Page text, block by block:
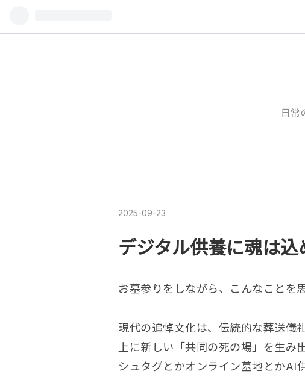
日常
2025-09-23
デジタル供養に魂は込
お墓参りをしながら、こんなことを
現代の追悼文化は、伝統的な葬送儀
上に新しい「共同の死の場」を生み
シュタグとかオンライン墓地とかAI